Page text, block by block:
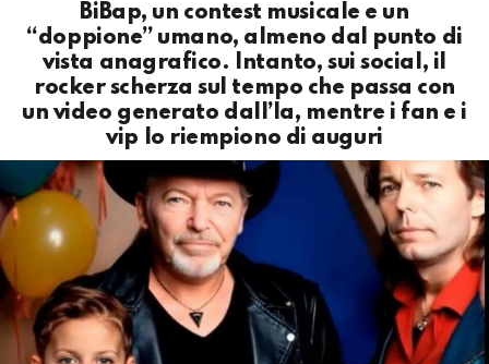
BiBap, un contest musicale e un
“doppione” umano, almeno dal punto di
vista anagrafico. Intanto, sui social, il
rocker scherza sul tempo che passa con
un video generato dall’Ia, mentre i fan e i
vip lo riempiono di auguri